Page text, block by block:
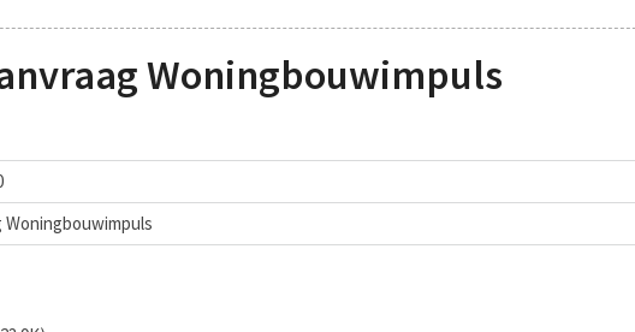
Woningbouwimpuls
Woningbouwimpuls